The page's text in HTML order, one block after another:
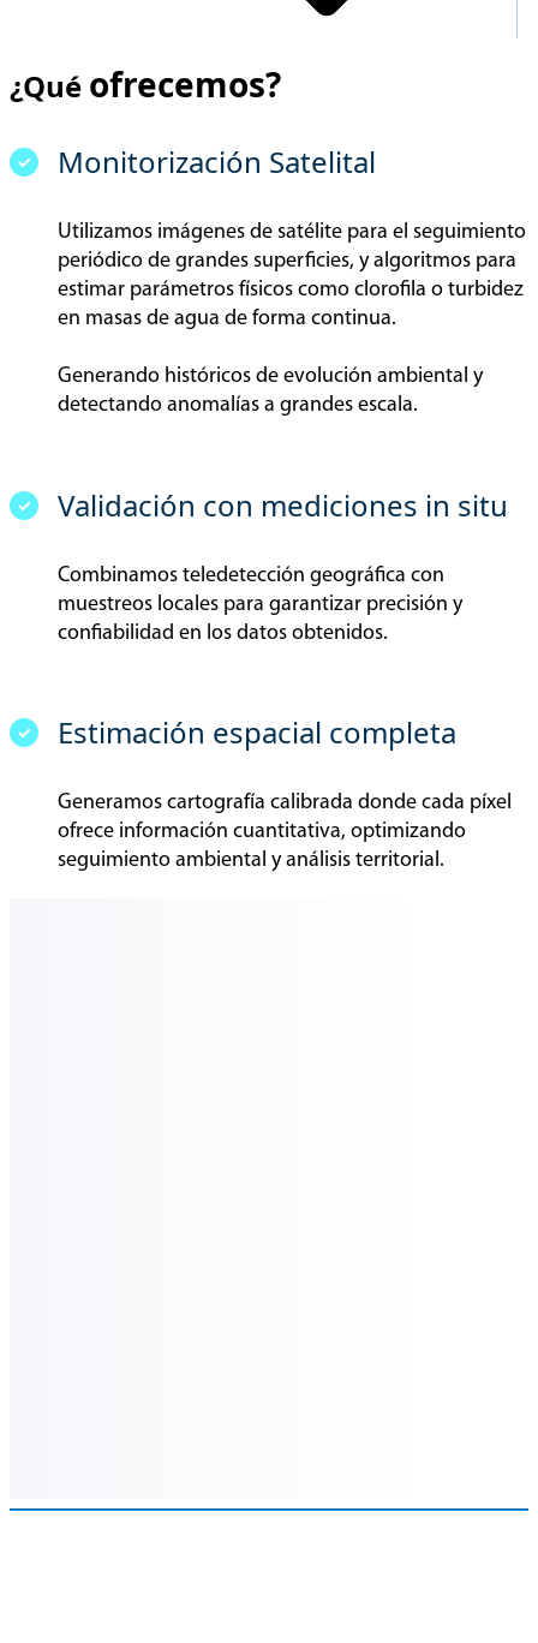
¿Qué ofrecemos?
Monitorización Satelital
Utilizamos imágenes de satélite para el seguimiento
periódico de grandes superficies, y algoritmos para
estimar parámetros físicos como clorofila o turbidez
en masas de agua de forma continua.
Generando históricos de evolución ambiental y
detectando anomalías a grandes escala.
Validación con mediciones in situ
Combinamos teledetección geográfica con
muestreos locales para garantizar precisión y
confiabilidad en los datos obtenidos.
Estimación espacial completa
Generamos cartografía calibrada donde cada píxel
ofrece información cuantitativa, optimizando
seguimiento ambiental y análisis territorial.